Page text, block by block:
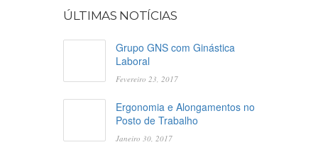
ÚLTIMAS NOTÍCIAS
Grupo GNS com Ginástica
Laboral
Fevereiro 23, 2017
Ergonomia e Alongamentos no
Posto de Trabalho
Janeiro 30, 2017